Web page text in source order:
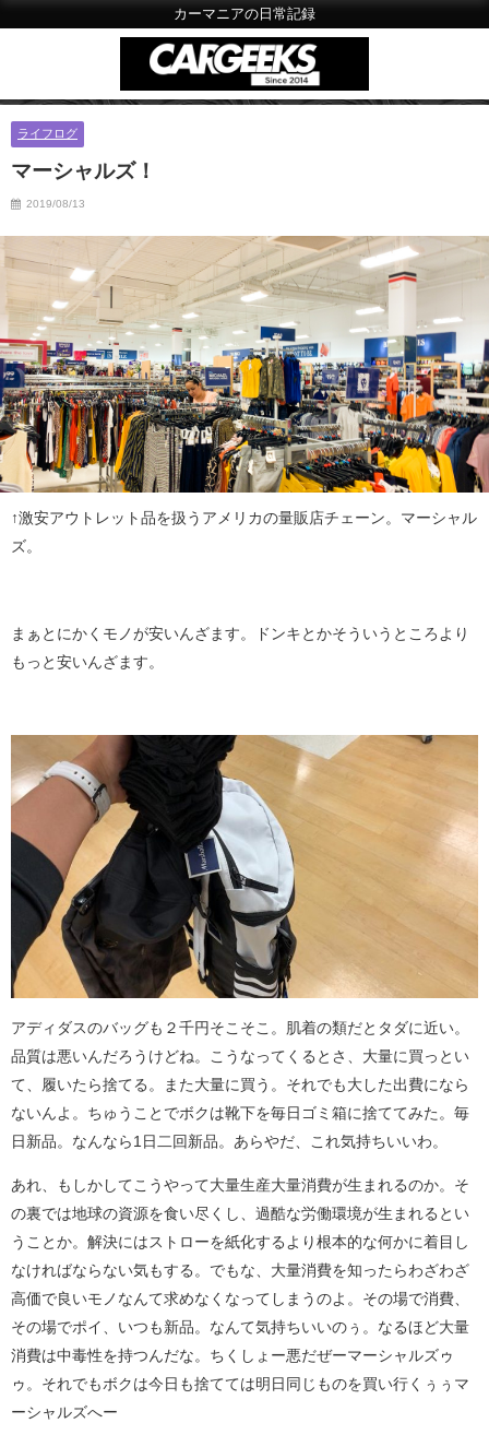
カーマニアの日常記録
ライフログ
マーシャルズ！
2019/08/13
↑激安アウトレット品を扱うアメリカの量販店チェーン。マーシャル
ズ。
まぁとにかくモノが安いんざます。ドンキとかそういうところより
もっと安いんざます。
アディダスのバッグも２千円そこそこ。肌着の類だとタダに近い。
品質は悪いんだろうけどね。こうなってくるとさ、大量に買っとい
て、履いたら捨てる。また大量に買う。それでも大した出費になら
ないんよ。ちゅうことでボクは靴下を毎日ゴミ箱に捨ててみた。毎
日新品。なんなら1日二回新品。あらやだ、これ気持ちいいわ。
あれ、もしかしてこうやって大量生産大量消費が生まれるのか。そ
の裏では地球の資源を食い尽くし、過酷な労働環境が生まれるとい
うことか。解決にはストローを紙化するより根本的な何かに着目し
なければならない気もする。でもな、大量消費を知ったらわざわざ
高価で良いモノなんて求めなくなってしまうのよ。その場で消費、
その場でポイ、いつも新品。なんて気持ちいいのぅ。なるほど大量
消費は中毒性を持つんだな。ちくしょー悪だぜーマーシャルズゥ
ゥ。それでもボクは今日も捨てては明日同じものを買い行くぅぅマ
ーシャルズへー